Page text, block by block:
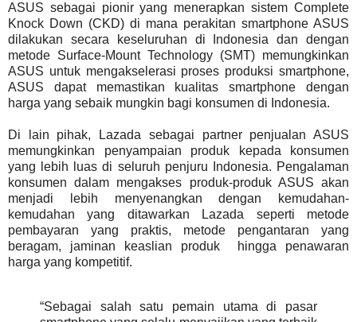
ASUS sebagai pionir yang menerapkan sistem Complete
Knock Down (CKD) di mana perakitan smartphone ASUS
dilakukan secara keseluruhan di Indonesia dan dengan
metode Surface-Mount Technology (SMT) memungkinkan
ASUS untuk mengakselerasi proses produksi smartphone,
ASUS dapat memastikan kualitas smartphone dengan
harga yang sebaik mungkin bagi konsumen di Indonesia.
Di lain pihak, Lazada sebagai partner penjualan ASUS
memungkinkan penyampaian produk kepada konsumen
yang lebih luas di seluruh penjuru Indonesia. Pengalaman
konsumen dalam mengakses produk-produk ASUS akan
menjadi lebih menyenangkan dengan kemudahan-
kemudahan yang ditawarkan Lazada seperti metode
pembayaran yang praktis, metode pengantaran yang
beragam, jaminan keaslian produk hingga penawaran
harga yang kompetitif.
“Sebagai salah satu pemain utama di pasar